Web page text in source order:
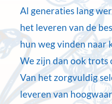
Al generaties lang
het leveren van de
hun weg vinden naar
We zijn dan ook trots
Van het zorgvuldig
leveren van